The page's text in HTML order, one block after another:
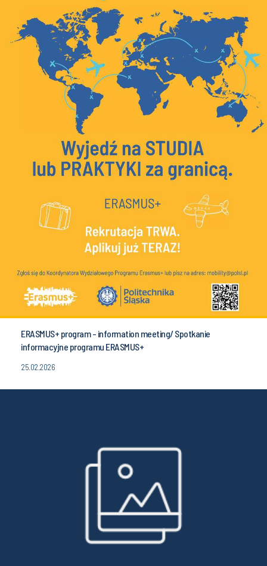
ERASMUS+ program - information meeting/ Spotkanie
informacyjne programu ERASMUS+
25.02.2026